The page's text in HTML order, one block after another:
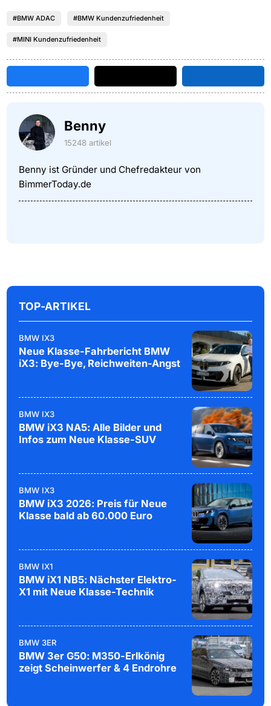
#BMW ADAC #BMW Kundenzufriedenheit
#MINI Kundenzufriedenheit
Benny
15248 artikel
Benny ist Gründer und Chefredakteur von
BimmerToday.de
TOP-ARTIKEL
BMW IX3
Neue Klasse-Fahrbericht BMW
iX3: Bye-Bye, Reichweiten-Angst
BMW IX3
BMW iX3 NA5: Alle Bilder und
Infos zum Neue Klasse-SUV
BMW IX3
BMW iX3 2026: Preis für Neue
Klasse bald ab 60.000 Euro
BMW IX1
BMW iX1 NB5: Nächster Elektro-
X1 mit Neue Klasse-Technik
BMW 3ER
BMW 3er G50: M350-Erlkönig
zeigt Scheinwerfer & 4 Endrohre